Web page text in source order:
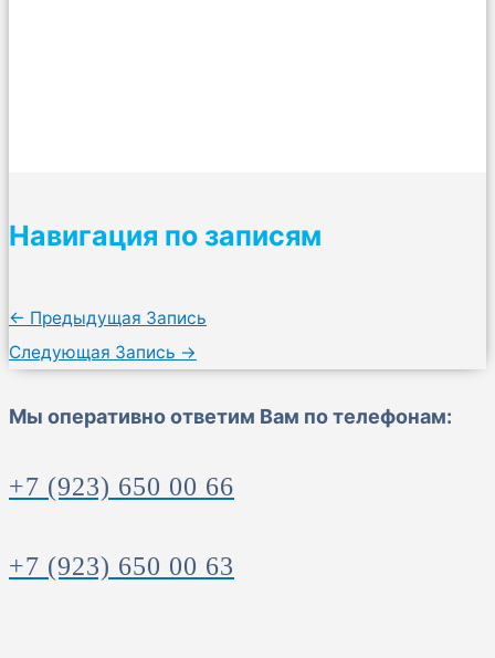
Навигация по записям
← Предыдущая Запись
Следующая Запись →
Мы оперативно ответим Вам по телефонам:
+7 (923) 650 00 66
+7 (923) 650 00 63